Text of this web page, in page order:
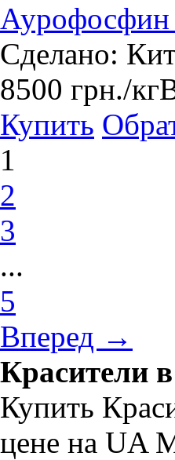
Сделано:
8500 грн./кг
Купить
1
2
3
...
5
Вперед →
Красители
Купить
цене на UA